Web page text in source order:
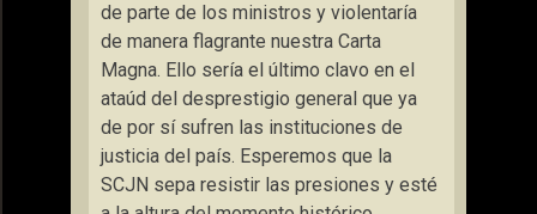
de parte de los ministros y violentaría
de manera flagrante nuestra Carta
Magna. Ello sería el último clavo en el
ataúd del desprestigio general que ya
de por sí sufren las instituciones de
justicia del país. Esperemos que la
SCJN sepa resistir las presiones y esté